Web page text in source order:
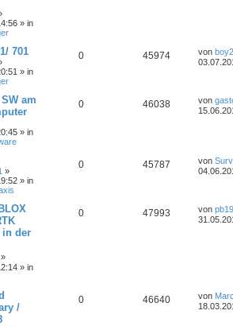
» in
701
» in
0 45974 von
am
» in
0 46038 von
»
» in
0 45787 von
in der
»
» in
0 47993 von
/
0 46640 von